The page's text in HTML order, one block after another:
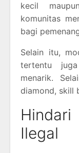
kecil
komunitas
bagi
Selain itu,
tertentu
menarik.
diamond, skill
Ilegal